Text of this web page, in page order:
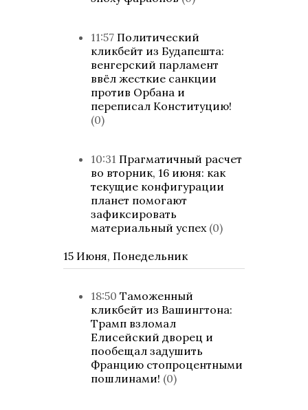
11:57 Политический
кликбейт из Будапешта:
венгерский парламент
ввёл жесткие санкции
против Орбана и
переписал Конституцию!
(0)
10:31 Прагматичный расчет
во вторник, 16 июня: как
текущие конфигурации
планет помогают
зафиксировать
материальный успех (0)
15 Июня, Понедельник
18:50 Таможенный
кликбейт из Вашингтона:
Трамп взломал
Елисейский дворец и
пообещал задушить
Францию стопроцентными
пошлинами! (0)